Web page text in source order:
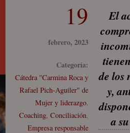
19
febrero, 2023
Categoría:
Cátedra "Carmina Roca y
Rafael Pich-Aguiler" de
Mujer y liderazgo,
Coaching, Conciliación,
Empresa responsable
El
de los
y,
a